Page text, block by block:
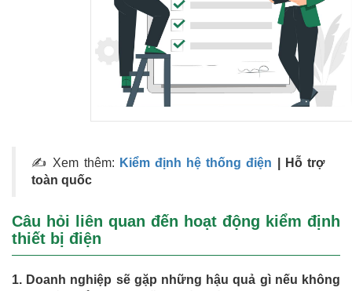
✍ Xem thêm: Kiểm định hệ thống điện
| Hỗ trợ
toàn quốc
Câu hỏi liên quan đến hoạt động kiểm định
thiết bị điện
1. Doanh nghiệp sẽ gặp những hậu quả gì nếu không